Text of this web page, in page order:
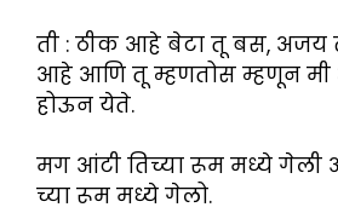
ती : ठीक आहे बेटा तू बस, अजय
आहे आणि तू म्हणतोस म्हणून मी
होऊन येते.
मग आंटी तिच्या रूम मध्ये गेली
च्या रूम मध्ये गेलो.